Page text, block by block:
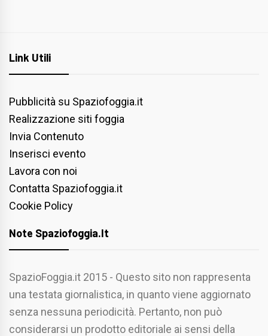
Link Utili
Pubblicità su Spaziofoggia.it
Realizzazione siti foggia
Invia Contenuto
Inserisci evento
Lavora con noi
Contatta Spaziofoggia.it
Cookie Policy
Note Spaziofoggia.it
SpazioFoggia.it 2015 - Questo sito non rappresenta
una testata giornalistica, in quanto viene aggiornato
senza nessuna periodicità. Pertanto, non può
considerarsi un prodotto editoriale ai sensi della